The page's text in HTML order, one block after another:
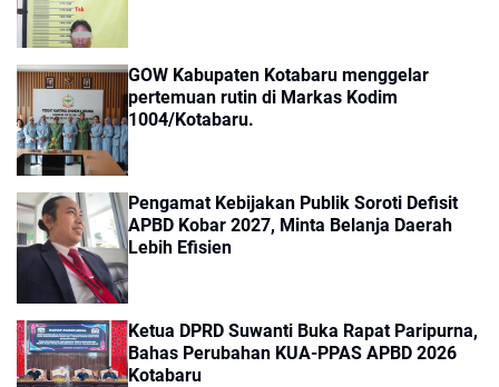
GOW Kabupaten Kotabaru menggelar
pertemuan rutin di Markas Kodim
1004/Kotabaru.
Pengamat Kebijakan Publik Soroti Defisit
APBD Kobar 2027, Minta Belanja Daerah
Lebih Efisien
Ketua DPRD Suwanti Buka Rapat Paripurna,
Bahas Perubahan KUA-PPAS APBD 2026
Kotabaru